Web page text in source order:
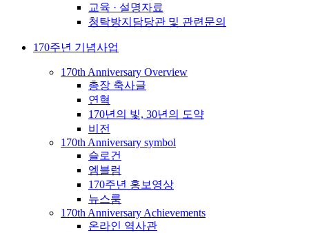
교육 · 설명자료
청탁방지담당관 및 관련문의
170주년 기념사업
170th Anniversary Overview
총장 축사글
연혁
170년의 빛, 30년의 도약
비전
170th Anniversary symbol
슬로건
엠블럼
170주년 홍보영상
뉴스룸
170th Anniversary Achievements
온라인 역사관